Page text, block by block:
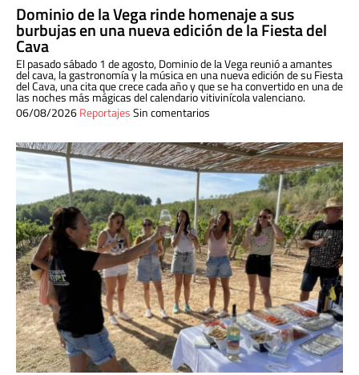
Dominio de la Vega rinde homenaje a sus
burbujas en una nueva edición de la Fiesta del
Cava
El pasado sábado 1 de agosto, Dominio de la Vega reunió a amantes
del cava, la gastronomía y la música en una nueva edición de su Fiesta
del Cava, una cita que crece cada año y que se ha convertido en una de
las noches más mágicas del calendario vitivinícola valenciano.
06/08/2026ReportajesSin comentarios